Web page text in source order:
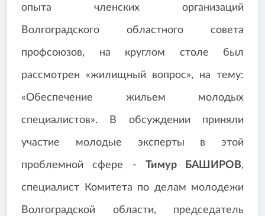
опыта членских организаций
Волгоградского областного совета
профсоюзов, на круглом столе был
рассмотрен «жилищный вопрос», на тему:
«Обеспечение жильем молодых
специалистов». В обсуждении приняли
участие молодые эксперты в этой
проблемной сфере - Тимур БАШИРОВ,
специалист Комитета по делам молодежи
Волгоградской области, председатель